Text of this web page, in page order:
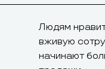
Людям
вживую
начинают